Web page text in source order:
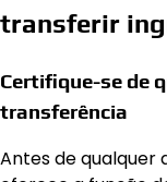
transferir
Certifique-se de
transferência
Antes de qualquer